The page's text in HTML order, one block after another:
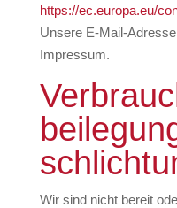
https://ec.europa.eu/
Unsere E-Mail-
Impressum.
Wir sind nicht bereit